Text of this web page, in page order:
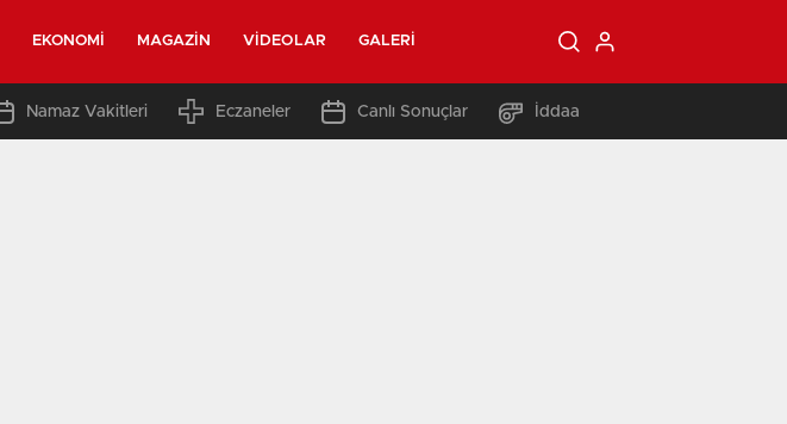
EKONOMI MAGAZIN VIDEOLAR GALERI
Namaz Vakitleri Eczaneler Canlı Sonuçlar İddaa